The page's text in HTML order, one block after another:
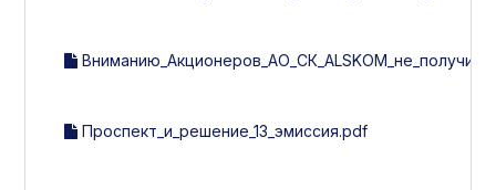
Проспект_и_решение_13_эмиссия.pdf